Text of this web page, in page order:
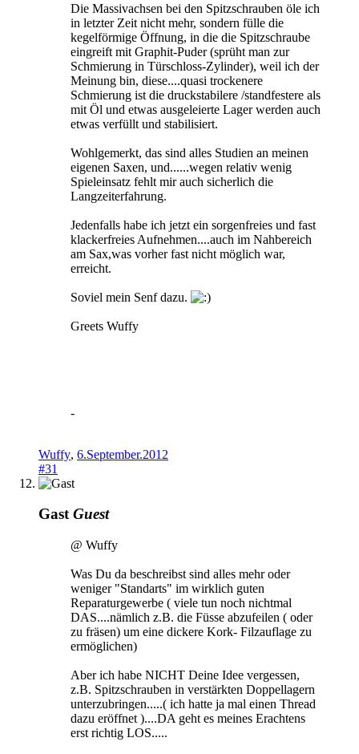
Die Massivachsen bei den Spitzschrauben öle ich
in letzter Zeit nicht mehr, sondern fülle die
kegelförmige Öffnung, in die die Spitzschraube
eingreift mit Graphit-Puder (sprüht man zur
Schmierung in Türschloss-Zylinder), weil ich der
Meinung bin, diese....quasi trockenere
Schmierung ist die druckstabilere /standfestere als
mit Öl und etwas ausgeleierte Lager werden auch
etwas verfüllt und stabilisiert.
Wohlgemerkt, das sind alles Studien an meinen
eigenen Saxen, und......wegen relativ wenig
Spieleinsatz fehlt mir auch sicherlich die
Langzeiterfahrung.
Jedenfalls habe ich jetzt ein sorgenfreies und fast
klackerfreies Aufnehmen....auch im Nahbereich
am Sax,was vorher fast nicht möglich war,
erreicht.
Soviel mein Senf dazu.
Greets Wuffy
-
Wuffy, 6.September.2012
#31
Gast Guest
@ Wuffy
Was Du da beschreibst sind alles mehr oder
weniger "Standarts" im wirklich guten
Reparaturgewerbe ( viele tun noch nichtmal
DAS....nämlich z.B. die Füsse abzufeilen ( oder
zu fräsen) um eine dickere Kork- Filzauflage zu
ermöglichen)
Aber ich habe NICHT Deine Idee vergessen,
z.B. Spitzschrauben in verstärkten Doppellagern
unterzubringen.....( ich hatte ja mal einen Thread
dazu eröffnet )....DA geht es meines Erachtens
erst richtig LOS.....